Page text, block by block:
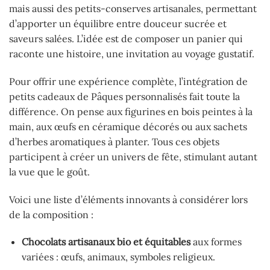
mais aussi des petits-conserves artisanales, permettant
d’apporter un équilibre entre douceur sucrée et
saveurs salées. L’idée est de composer un panier qui
raconte une histoire, une invitation au voyage gustatif.
Pour offrir une expérience complète, l’intégration de
petits cadeaux de Pâques personnalisés fait toute la
différence. On pense aux figurines en bois peintes à la
main, aux œufs en céramique décorés ou aux sachets
d’herbes aromatiques à planter. Tous ces objets
participent à créer un univers de fête, stimulant autant
la vue que le goût.
Voici une liste d’éléments innovants à considérer lors
de la composition :
Chocolats artisanaux bio et équitablesaux formes
variées : œufs, animaux, symboles religieux.